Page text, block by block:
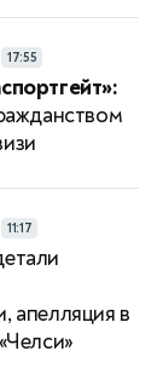
17:55
11:17
апелляция в